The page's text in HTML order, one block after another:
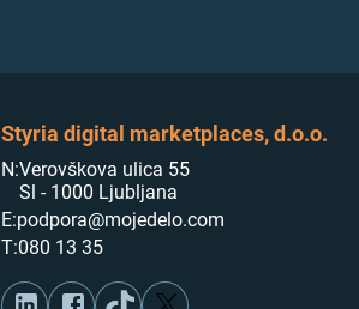
Styria digital marketplaces, d.o.o.
N:Verovškova ulica 55
Sl - 1000 Ljubljana
E:podpora@mojedelo.com
T:080 13 35